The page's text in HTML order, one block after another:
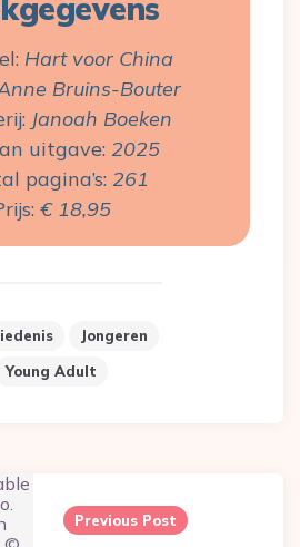
Hart voor China
Bruins-Bouter
Janoah Boeken
uitgave: 2025
pagina’s: 261
€ 18,95
Jongeren
Young Adult
Previous Post